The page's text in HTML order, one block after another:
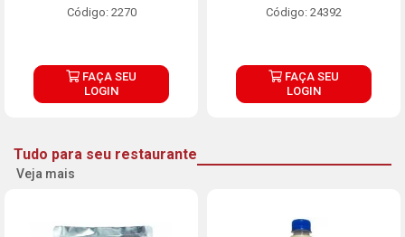
Código: 2270
FAÇA SEU
LOGIN
Código: 24392
FAÇA SEU
LOGIN
Tudo para seu restaurante
Veja mais